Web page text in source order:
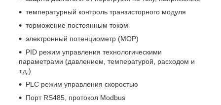
температурный контроль транзисторного модуля
торможение постоянным током
электронный потенциометр (MOP)
PID режим управления технологическими
параметрами (давлением, температурой, расходом и
т.д.)
PLC режим управления скоростью
Порт RS485, протокол Modbus